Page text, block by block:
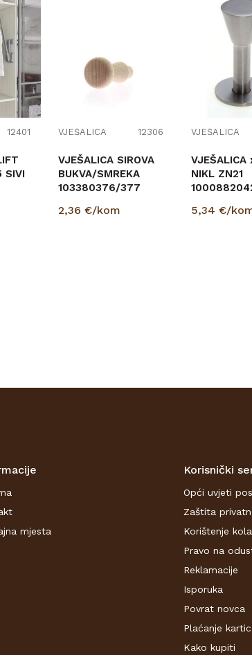
12401
SIVI
VJEŠALICA 12306
VJEŠALICA SIROVA
BUKVA/SMREKA
103380376/377
2,36 €/kom
VJEŠALICA
VJEŠALICA
NIKL ZN21
5,34 €/
mjesta
Korisnički
Opći uvjeti
Zaštita
Korištenje
Pravo na
Reklamacije
Isporuka
Povrat novca
Plaćanje
Kako kupiti